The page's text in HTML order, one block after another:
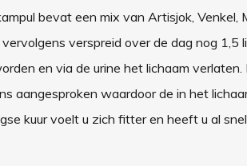
bevat een mix van Artisjok,
verspreid over de dag nog
en via de urine het lichaam
aangesproken waardoor de in het
kuur voelt u zich fitter en heeft u al